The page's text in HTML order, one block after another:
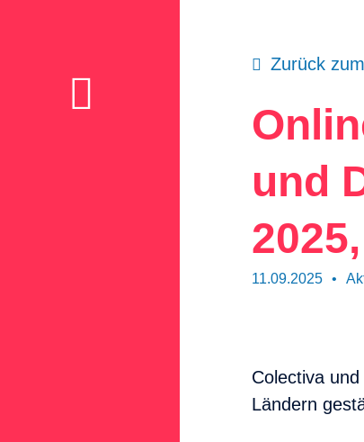
Postkarten
Aktuell
Unterstützen
Kontakt
Zurück
und
11.09.2025 •
Colectiva
Ländern